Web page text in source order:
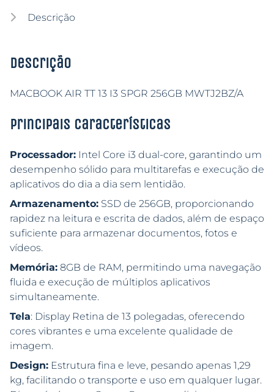
Descrição
Descrição
MACBOOK AIR TT 13 I3 SPGR 256GB MWTJ2BZ/A
Principais características
Processador: Intel Core i3 dual-core, garantindo um
desempenho sólido para multitarefas e execução de
aplicativos do dia a dia sem lentidão.
Armazenamento: SSD de 256GB, proporcionando
rapidez na leitura e escrita de dados, além de espaço
suficiente para armazenar documentos, fotos e
vídeos.
Memória: 8GB de RAM, permitindo uma navegação
fluida e execução de múltiplos aplicativos
simultaneamente.
Tela: Display Retina de 13 polegadas, oferecendo
cores vibrantes e uma excelente qualidade de
imagem.
Design: Estrutura fina e leve, pesando apenas 1,29
kg, facilitando o transporte e uso em qualquer lugar.